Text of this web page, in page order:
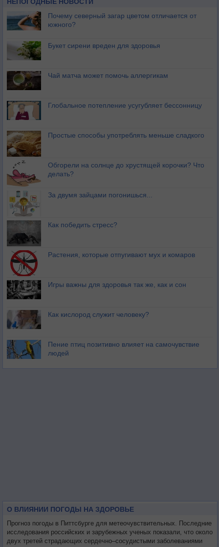
Почему северный загар цветом отличается от
южного?
Букет сирени вреден для здоровья
Чай матча может помочь аллергикам
Глобальное потепление усугубляет бессонницу
Простые способы употреблять меньше сладкого
Обгорели на солнце до хрустящей корочки? Что
делать?
За двумя зайцами погонишься...
Как победить стресс?
Растения, которые отпугивают мух и комаров
Игры важны для здоровья так же, как и сон
Как кислород служит человеку?
Пение птиц позитивно влияет на самочувствие
людей
О ВЛИЯНИИ ПОГОДЫ НА ЗДОРОВЬЕ
Прогноз погоды в Питтсбурге для метеочувствительных. Последние
исследования российских и зарубежных ученых показали, что около
двух третей страдающих сердечно–сосудистыми заболеваниями